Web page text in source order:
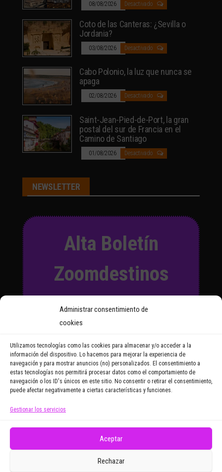
Administrar consentimiento de
cookies
Utilizamos tecnologías como las cookies para almacenar y/o acceder a la
información del dispositivo. Lo hacemos para mejorar la experiencia de
navegación y para mostrar anuncios (no) personalizados. El consentimiento a
estas tecnologías nos permitirá procesar datos como el comportamiento de
navegación o los ID's únicos en este sitio. No consentir o retirar el consentimiento,
puede afectar negativamente a ciertas características y funciones.
Gestionar los servicios
Aceptar
Rechazar
08/08/2026 Desactivado
Coto de las Canteras: ¿Sevilla o
Jordania?
03/08/2026 Desactivado
Cabo Polonio, la luz que nunca se
apaga
02/08/2026 Desactivado
Saint-Jean-Pied-de-Port, la gran
postal del sur de Francia en el
Camino de Santiago
01/08/2026 Desactivado
NEWSLETTER
Alta Boletín
Zoomdestinos
y recibirás regularmente las
noticias y reportajes que
Email Address
electrónicos promocionales de Zoomdestinos.es